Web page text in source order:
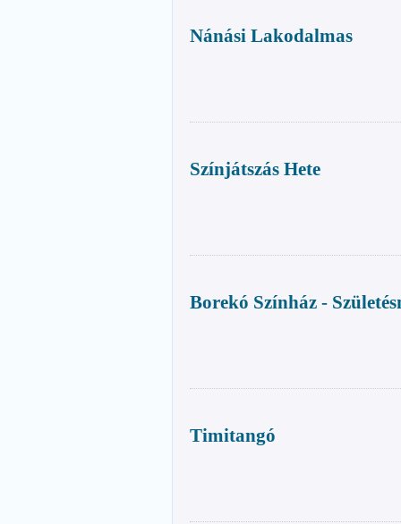
Nánási Lakodalmas
Színjátszás Hete
Borekó Színház -
Timitangó